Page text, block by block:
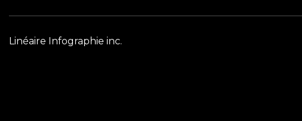
Linéaire Infographie inc.